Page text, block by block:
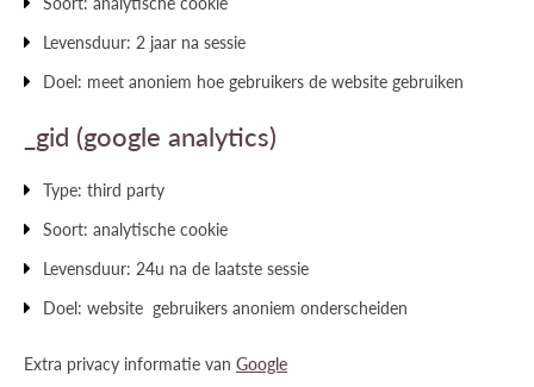
Levensduur: 2 jaar na sessie
Doel: meet anoniem hoe gebruikers de website gebruiken
_gid (google analytics)
Type: third party
Soort: analytische cookie
Levensduur: 24u na de laatste sessie
Doel: website gebruikers anoniem onderscheiden
Extra privacy informatie van Google